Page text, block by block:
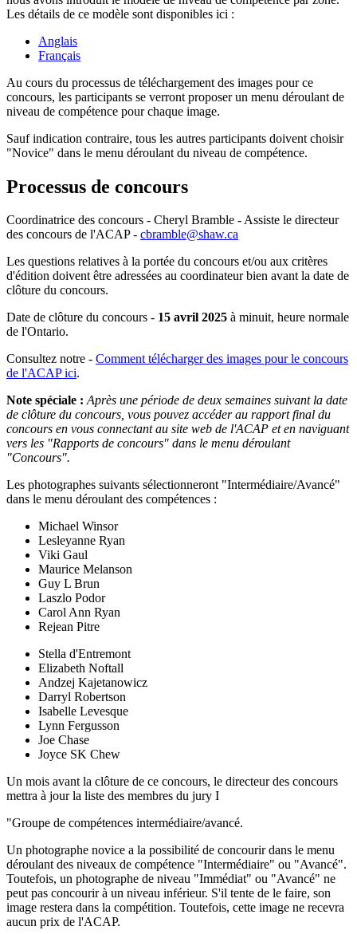
Les détails de ce modèle sont disponibles ici :
Anglais
Français
Au cours du processus de téléchargement des images pour ce
concours, les participants se verront proposer un menu déroulant de
niveau de compétence pour chaque image.
Sauf indication contraire, tous les autres participants doivent choisir
"Novice" dans le menu déroulant du niveau de compétence.
Processus de concours
Coordinatrice des concours - Cheryl Bramble - Assiste le directeur
des concours de l'ACAP - cbramble@shaw.ca
Les questions relatives à la portée du concours et/ou aux critères
d'édition doivent être adressées au coordinateur bien avant la date de
clôture du concours.
Date de clôture du concours - 15 avril 2025 à minuit, heure normale
de l'Ontario.
Consultez notre - Comment télécharger des images pour le concours
de l'ACAP ici.
Note spéciale :Après une période de deux semaines suivant la date
de clôture du concours, vous pouvez accéder au rapport final du
concours en vous connectant au site web de l'ACAP et en naviguant
vers les "Rapports de concours" dans le menu déroulant
"Concours".
Les photographes suivants sélectionneront "Intermédiaire/Avancé"
dans le menu déroulant des compétences :
Michael Winsor
Lesleyanne Ryan
Viki Gaul
Maurice Melanson
Guy L Brun
Laszlo Podor
Carol Ann Ryan
Rejean Pitre
Stella d'Entremont
Elizabeth Noftall
Andzej Kajetanowicz
Darryl Robertson
Isabelle Levesque
Lynn Fergusson
Joe Chase
Joyce SK Chew
Un mois avant la clôture de ce concours, le directeur des concours
mettra à jour la liste des membres du jury I
"Groupe de compétences intermédiaire/avancé.
Un photographe novice a la possibilité de concourir dans le menu
déroulant des niveaux de compétence "Intermédiaire" ou "Avancé".
Toutefois, un photographe de niveau "Immédiat" ou "Avancé" ne
peut pas concourir à un niveau inférieur. S'il tente de le faire, son
image restera dans la compétition. Toutefois, cette image ne recevra
aucun prix de l'ACAP.